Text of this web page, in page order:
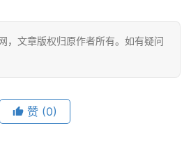
，文章版权归原作者所有。如有疑问
赞 (0)